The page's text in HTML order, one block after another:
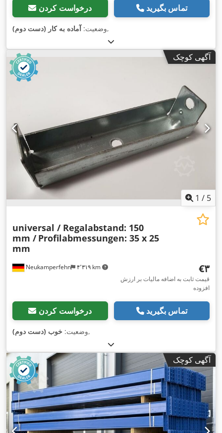
درخواست کردن تماس بگیرید
وضعیت:آماده به کار (دست دوم) ,
آگهی کوچک
1 / 5
Neukamperfehn ۴٬۳۱۹ km
universal / Regalabstand: 150
mm / Profilabmessungen: 35 x 25
mm
‎€۳
قیمت ثابت به اضافه مالیات بر ارزش
افزوده
درخواست کردن تماس بگیرید
وضعیت: خوب (دست دوم) ,
آگهی کوچک